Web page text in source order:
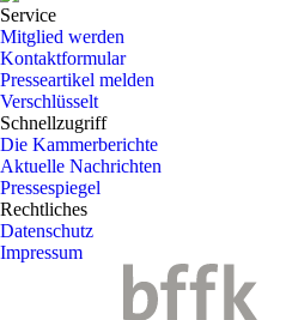
Service
Mitglied werden
Kontaktformular
Presseartikel melden
Verschlüsselt
Schnellzugriff
Die Kammerberichte
Aktuelle Nachrichten
Pressespiegel
Rechtliches
Datenschutz
Impressum